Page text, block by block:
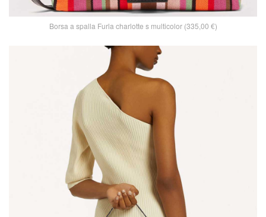
Borsa a spalla Furla charlotte s multicolor (335,00 €)